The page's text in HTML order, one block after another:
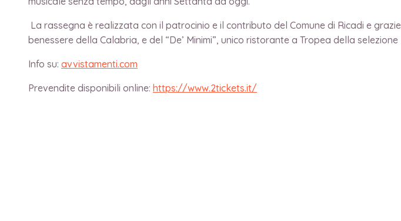
La rassegna è realizzata con il patrocinio e il contributo del Comune di Ricadi e
benessere della Calabria, e del “De’ Minimi”, unico ristorante a Tropea della selezione
Info su: avvistamenti.com
Prevendite disponibili online: https://www.2tickets.it/